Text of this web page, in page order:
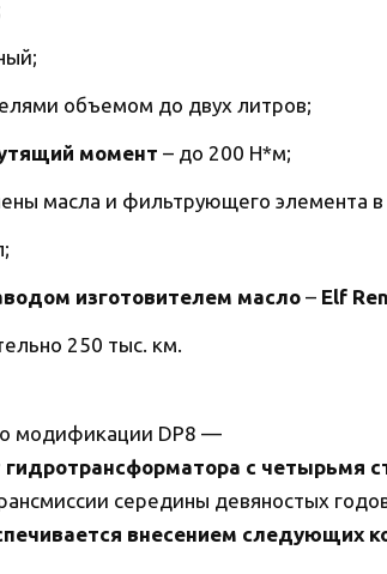
объемом до двух литров;
момент – до 200 Н*м;
масла и фильтрующего элемента
изготовителем масло – Elf
250 тыс. км.
модификации DP8 —
гидротрансформатора с четырьмя
середины девяностых
внесением следующих